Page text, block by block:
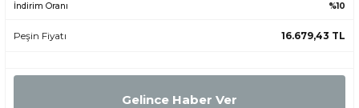
İndirim Oranı
%10
Peşin Fiyatı 16.679,43 TL
Gelince Haber Ver